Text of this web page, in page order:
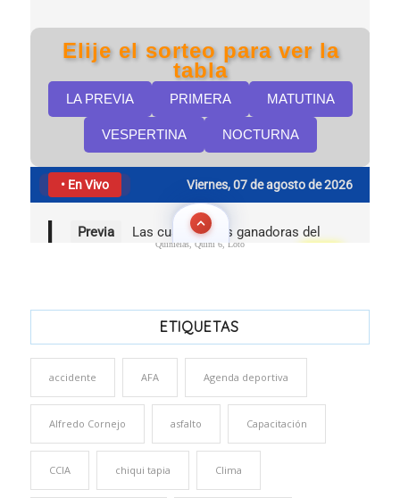
Quinielas, Quini 6, Loto
ETIQUETAS
accidente AFA Agenda deportiva
Alfredo Cornejo asfalto Capacitación
CCIA chiqui tapia Clima